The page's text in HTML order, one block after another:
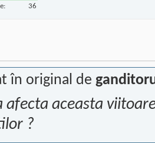
36
în original de
afecta aceasta
?